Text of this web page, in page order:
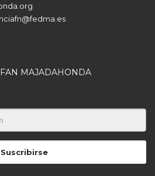
MAJADAHONDA